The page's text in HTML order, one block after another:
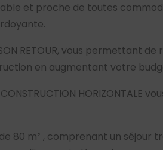
et proche de toutes
SON RETOUR, vous permettant de
en augmentant votre
HORIZONTALE
80 m² , comprenant un séjour